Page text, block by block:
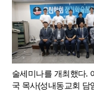
술세미나를 개최했다.
국 목사(성내동교회 담